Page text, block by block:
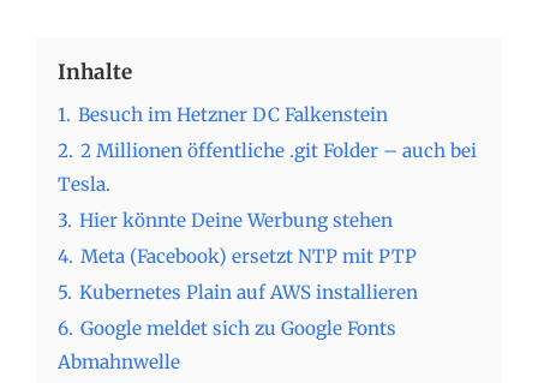
Inhalte
1. Besuch im Hetzner DC Falkenstein
2. 2 Millionen öffentliche .git Folder – auch bei
Tesla.
3. Hier könnte Deine Werbung stehen
4. Meta (Facebook) ersetzt NTP mit PTP
5. Kubernetes Plain auf AWS installieren
6. Google meldet sich zu Google Fonts
Abmahnwelle